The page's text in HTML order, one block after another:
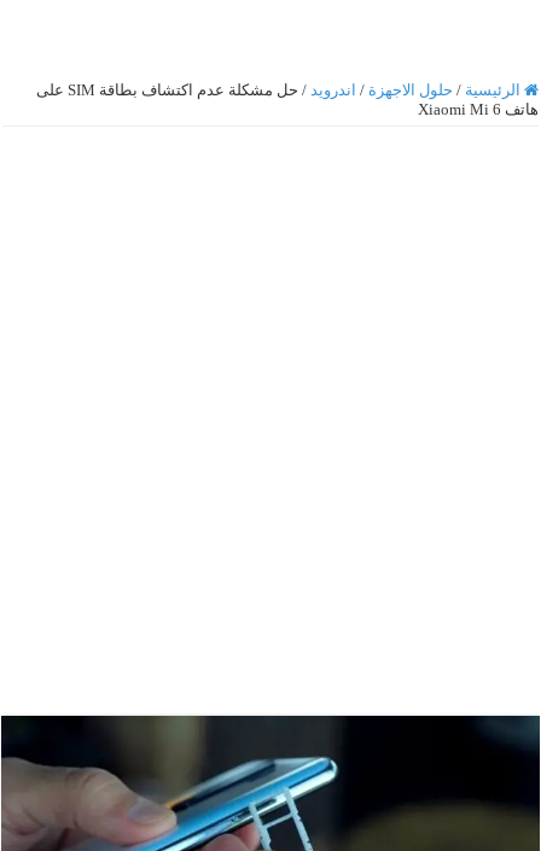
الرئيسية / حلول الاجهزة / اندرويد /
حل مشكلة عدم اكتشاف بطاقة SIM على
هاتف Xiaomi Mi 6